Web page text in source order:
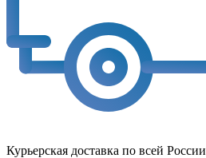
Курьерская доставка по всей России